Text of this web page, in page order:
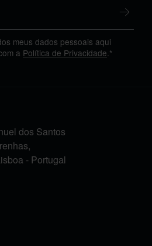
meus dados pessoais aqui
a Política de Privacidade.*
dos Santos
- Portugal